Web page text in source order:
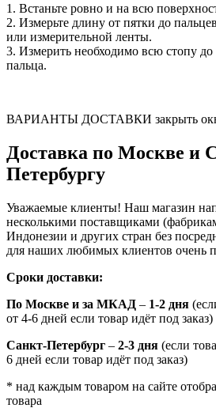
1. Встаньте ровно и на всю
2. Измерьте длину от пятки до
или измерительной ленты.
3. Измерить необходимо всю стопу
пальца.
ВАРИАНТЫ ДОСТАВКИ закрыть
Доставка по Москве и
Петербургу
Уважаемые клиенты! Наш магазин
несколькими поставщиками
Индонезии и других стран без
для наших любимых клиентов очень
Сроки доставки:
По Москве и за МКАД – 1-2 дня
от 4-6 дней если товар идёт под заказ)
Санкт-Петербург – 2-3 дня (если
6 дней если товар идёт под заказ)
* над каждым товаром на сайте
товара